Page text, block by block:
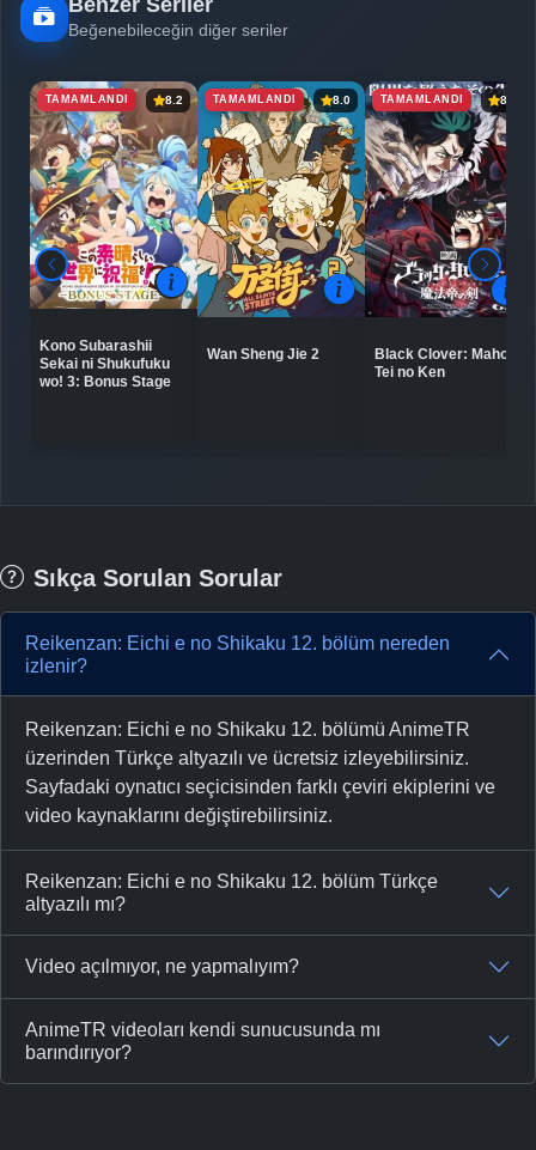
Beğenebileceğin diğer seriler
TAMAMLANDI 8.2
Kono Subarashii
Sekai ni Shukufuku
wo! 3: Bonus Stage
TAMAMLANDI 8.0
Wan Sheng Jie 2
TAMAMLANDI 8.0
Black Clover: Mahou
Tei no Ken
Sıkça Sorulan Sorular
Reikenzan: Eichi e no Shikaku 12. bölüm nereden
izlenir?
Reikenzan: Eichi e no Shikaku 12. bölümü AnimeTR
üzerinden Türkçe altyazılı ve ücretsiz izleyebilirsiniz.
Sayfadaki oynatıcı seçicisinden farklı çeviri ekiplerini ve
video kaynaklarını değiştirebilirsiniz.
Reikenzan: Eichi e no Shikaku 12. bölüm Türkçe
altyazılı mı?
Video açılmıyor, ne yapmalıyım?
AnimeTR videoları kendi sunucusunda mı
barındırıyor?